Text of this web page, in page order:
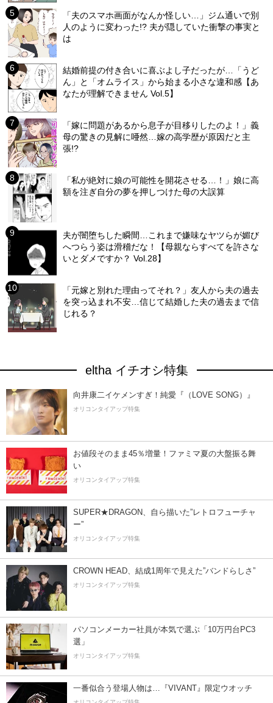
「夫のスマホ画面がなんか怪しい…」ジム通いで別
人のように変わった!? 夫が隠していた衝撃の事実と
は
結婚前提の付き合いに喜ぶよし子だったが…「うど
ん」と「オムライス」から始まる小さな違和感【あ
なたが理解できません Vol.5】
「嫁に問題があるから息子が目移りしたのよ！」義
母の驚きの見解に唖然…嫁の高学歴が原因だと主
張!?
「私が絶対に娘の可能性を開花させる…！」娘に高
額を注ぎ自分の夢を押しつけた母の大誤算
夫が闇堕ちした瞬間…これまで嫌味なヤツらが媚び
へつらう姿は滑稽だな！【母親ならすべてを許さな
いとダメですか？ Vol.28】
「元嫁と別れた理由ってそれ？」友人から夫の過去
を突っ込まれ不安…信じて結婚した夫の過去まで信
じれる？
eltha イチオシ特集
向井康二イケメンすぎ！純愛『（LOVE SONG）』
オリコンタイアップ特集
お値段そのまま45％増量！ファミマ夏の大盤振る舞
い
オリコンタイアップ特集
SUPER★DRAGON、自ら描いた”レトロフューチャ
ー”
オリコンタイアップ特集
CROWN HEAD、結成1周年で見えた”バンドらしさ”
オリコンタイアップ特集
パソコンメーカー社員が本気で選ぶ「10万円台PC3
選」
オリコンタイアップ特集
一番似合う登場人物は…『VIVANT』限定ウオッチ